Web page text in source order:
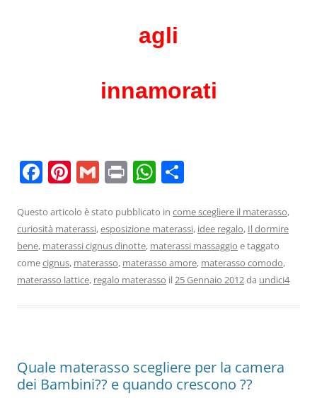
agli
innamorati
F
a
c
e
b
o
Pi
nt
er
e
st
G
m
ai
l
Pr
in
t
W
h
at
s
A
p
n
di
vi
di
Questo articolo è stato pubblicato in come scegliere il materasso,
curiosità materassi,esposizione materassi, idee regalo, Il dormire
bene, materassi cignus dinotte, materassi massaggio e taggato
comecignus, materasso, materasso amore, materasso comodo,
materasso lattice, regalo materasso il 25 Gennaio 2012da undici4
Quale materasso scegliere per la camera
dei Bambini?? e quando crescono ??